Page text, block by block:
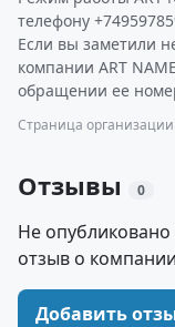
телефону
Если вы заметили
компании ART
обращении ее
Страница
Отзывы 0
Не
отзыв о
Добавить